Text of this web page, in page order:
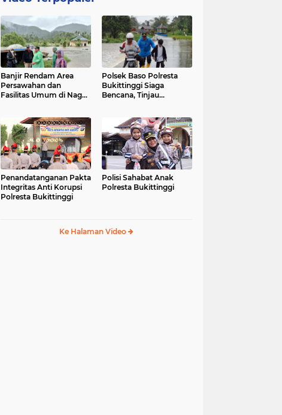
Banjir Rendam Area
Persawahan dan
Fasilitas Umum di Nagari
Polsek Baso Polresta
Bukittinggi Siaga
Bencana, Tinjau
Penandatanganan Pakta
Integritas Anti Korupsi
Polresta Bukittinggi
Polisi Sahabat Anak
Polresta Bukittinggi
Ke Halaman Video